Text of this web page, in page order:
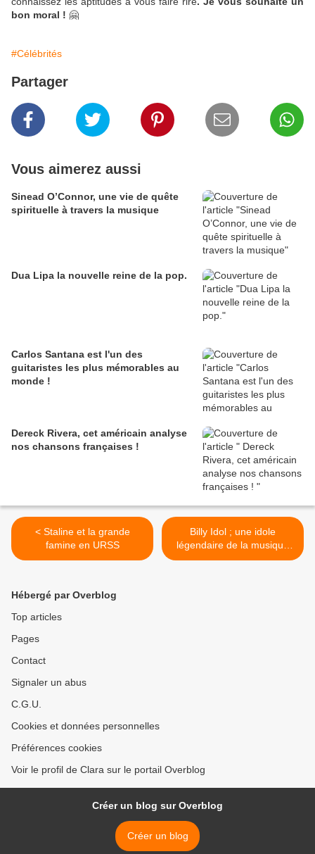
bon moral ! 🤗
#Célébrités
Partager
Vous aimerez aussi
Sinead O’Connor, une vie de quête
spirituelle à travers la musique
Dua Lipa la nouvelle reine de la pop.
Carlos Santana est l'un des
guitaristes les plus mémorables au
monde !
Dereck Rivera, cet américain analyse
nos chansons françaises !
< Staline et la grande
famine en URSS
Billy Idol ; une idole
légendaire de la musique
rock >
Hébergé par Overblog
Top articles
Pages
Contact
Signaler un abus
C.G.U.
Cookies et données personnelles
Préférences cookies
Voir le profil de Clara sur le portail Overblog
Créer un blog sur Overblog
Créer un blog